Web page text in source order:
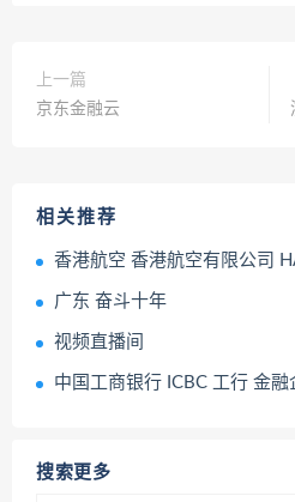
上一篇
京东金融云
相关推荐
香港航空 香港航空有限公司
广东 奋斗十年
视频直播间
中国工商银行 ICBC 工行 金融
搜索更多